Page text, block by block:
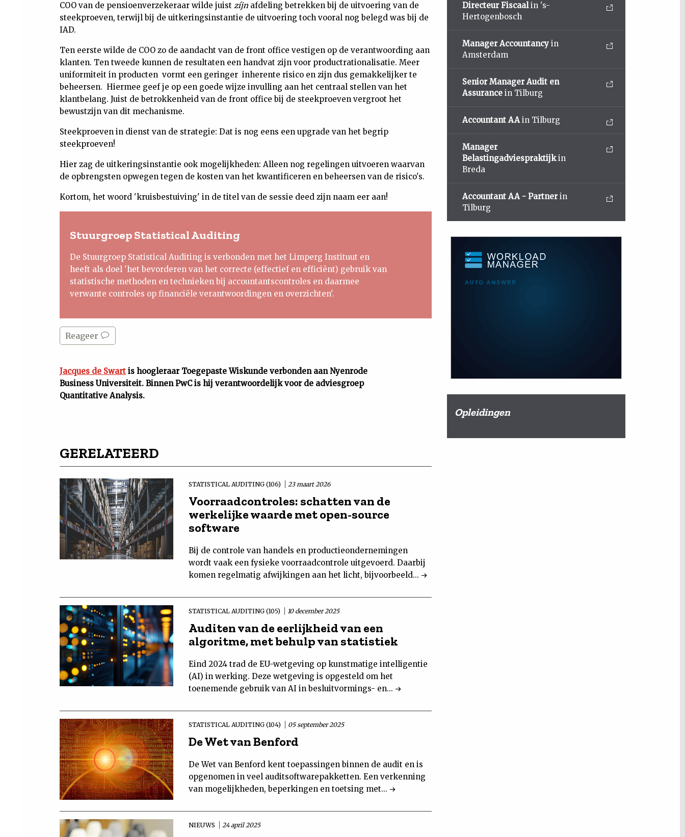
COO van de pensioenverzekeraar wilde juist zíjn afdeling betrekken bij de uitvoering van de
steekproeven, terwijl bij de uitkeringsinstantie de uitvoering toch vooral nog belegd was bij de
IAD.
Ten eerste wilde de COO zo de aandacht van de front office vestigen op de verantwoording aan
klanten. Ten tweede kunnen de resultaten een handvat zijn voor productrationalisatie. Meer
uniformiteit in producten vormt een geringer inherente risico en zijn dus gemakkelijker te
beheersen. Hiermee geef je op een goede wijze invulling aan het centraal stellen van het
klantbelang. Juist de betrokkenheid van de front office bij de steekproeven vergroot het
bewustzijn van dit mechanisme.
Steekproeven in dienst van de strategie: Dat is nog eens een upgrade van het begrip
steekproeven!
Hier zag de uitkeringsinstantie ook mogelijkheden: Alleen nog regelingen uitvoeren waarvan
de opbrengsten opwegen tegen de kosten van het kwantificeren en beheersen van de risico's.
Kortom, het woord 'kruisbestuiving' in de titel van de sessie deed zijn naam eer aan!
Stuurgroep Statistical Auditing
De Stuurgroep Statistical Auditing is verbonden met het Limperg Instituut en
heeft als doel 'het bevorderen van het correcte (effectief en efficiënt) gebruik van
statistische methoden en technieken bij accountantscontroles en daarmee
verwante controles op financiële verantwoordingen en overzichten'.
Reageer
Jacques de Swart is hoogleraar Toegepaste Wiskunde verbonden aan Nyenrode
Business Universiteit. Binnen PwC is hij verantwoordelijk voor de adviesgroep
Quantitative Analysis.
GERELATEERD
STATISTICAL AUDITING (106) 23 maart 2026
Voorraadcontroles: schatten van de
werkelijke waarde met open-source
software
Bij de controle van handels en productieondernemingen
wordt vaak een fysieke voorraadcontrole uitgevoerd. Daarbij
komen regelmatig afwijkingen aan het licht, bijvoorbeeld...
STATISTICAL AUDITING (105) 10 december 2025
Auditen van de eerlijkheid van een
algoritme, met behulp van statistiek
Eind 2024 trad de EU-wetgeving op kunstmatige intelligentie
(AI) in werking. Deze wetgeving is opgesteld om het
toenemende gebruik van AI in besluitvormings- en...
STATISTICAL AUDITING (104) 05 september 2025
De Wet van Benford
De Wet van Benford kent toepassingen binnen de audit en is
opgenomen in veel auditsoftwarepakketten. Een verkenning
van mogelijkheden, beperkingen en toetsing met...
NIEUWS 24 april 2025
Directeur Fiscaalin 's-
Hertogenbosch
Manager Accountancy in
Amsterdam
Senior Manager Audit en
Assurance in Tilburg
Accountant AAin Tilburg
Manager
Belastingadviespraktijkin
Breda
Accountant AA - Partner in
Tilburg
Opleidingen